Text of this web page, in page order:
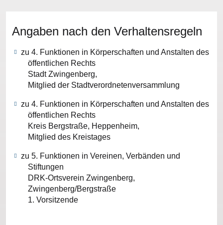
Angaben nach den Verhaltensregeln
zu 4. Funktionen in Körperschaften und Anstalten des
öffentlichen Rechts
Stadt Zwingenberg,
Mitglied der Stadtverordnetenversammlung
zu 4. Funktionen in Körperschaften und Anstalten des
öffentlichen Rechts
Kreis Bergstraße, Heppenheim,
Mitglied des Kreistages
zu 5. Funktionen in Vereinen, Verbänden und
Stiftungen
DRK-Ortsverein Zwingenberg,
Zwingenberg/Bergstraße
1. Vorsitzende